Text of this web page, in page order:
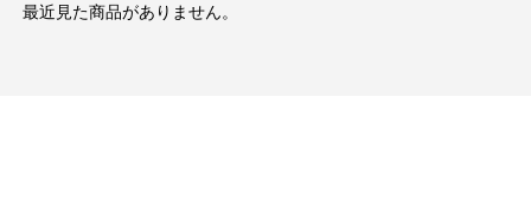
最近見た商品がありません。